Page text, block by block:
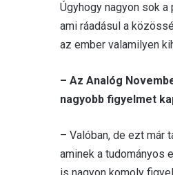
Úgyhogy nagyon sok
ami ráadásul a
az ember valamilyen
– Az Analóg
nagyobb figyelmet
– Valóban, de ezt már
aminek a tudományos